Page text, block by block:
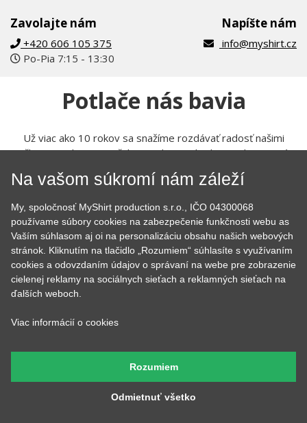
Zavolajte nám
+420 606 105 375
Po-Pia 7:15 - 13:30
Napíšte nám
info@myshirt.cz
Potlače nás bavia
Už viac ako 10 rokov sa snažíme rozdávať radosť našimi
tričkami a mikinami. Začali sme doma v kuchyni a dnes je nás
sme neuveriteľne rýchli.
Prijíma objednávky,
väčšinu potlačí a grafík
motívy, aby ste mali z čoho
vyberať.
Na vašom súkromí nám záleží
My, spoločnosť MyShirt production s.r.o., IČO 04300068
používame súbory cookies na zabezpečenie funkčnosti webu as
Vaším súhlasom aj oi na personalizáciu obsahu našich webových
stránok. Kliknutím na tlačidlo „Rozumiem“ súhlasíte s využívaním
cookies a odovzdaním údajov o správaní na webe pre zobrazenie
cielenej reklamy na sociálnych sieťach a reklamných sieťach na
ďalších weboch.
Viac informácií o cookies
Odmietnuť všetko
Rozumiem